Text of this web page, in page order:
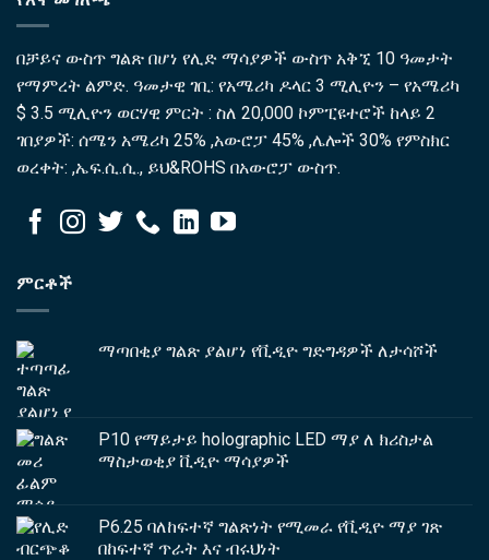
በቻይና ውስጥ ግልጽ በሆነ የሊድ ማሳያዎች ውስጥ አቅኚ 10 ዓመታት
የማምረት ልምድ. ዓመታዊ ገቢ: የአሜሪካ ዶላር 3 ሚሊዮን – የአሜሪካ
$ 3.5 ሚሊዮን ወርሃዊ ምርት : ስለ 20,000 ኮምፒዩተሮች ከላይ 2
ገበያዎች: ሰሜን አሜሪካ 25% ,አውሮፓ 45% ,ሌሎች 30% የምስክር
ወረቀት: ,ኤፍ.ሲ.ሲ., ይህ&ROHS በአውሮፓ ውስጥ.
ምርቶች
ማጣበቂያ ግልጽ ያልሆነ የቪዲዮ ግድግዳዎች ለታሳሾች
P10 የማይታይ holographic LED ማያ ለ ክሪስታል
ማስታወቂያ ቪዲዮ ማሳያዎች
P6.25 ባለከፍተኛ ግልጽነት የሚመራ የቪዲዮ ማያ ገጽ
በከፍተኛ ጥራት እና ብሩህነት